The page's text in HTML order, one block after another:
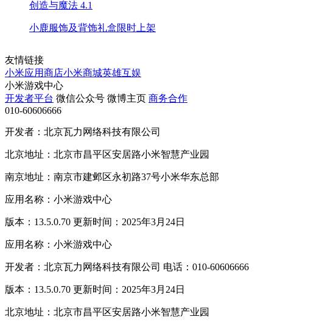
创造与魔法 4.1
小鹿服饰及背饰礼盒限时上架
友情链接
小米应用商店小米商城英雄互娱
小米游戏中心
开发者平台 微信公众号 微博主页 商务合作
010-60606666
开发者：北京瓦力网络科技有限公司
北京地址：北京市昌平区安居路小米智慧产业园
南京地址：南京市建邺区永初路37号小米华东总部
应用名称：小米游戏中心
版本：13.5.0.70 更新时间：2025年3月24日
应用名称：小米游戏中心
开发者：北京瓦力网络科技有限公司 电话：010-60606666
版本：13.5.0.70 更新时间：2025年3月24日
北京地址：北京市昌平区安居路小米智慧产业园